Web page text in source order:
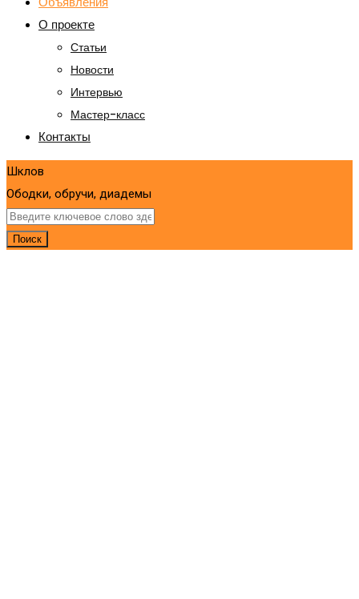
О проекте
Статьи
Новости
Интервью
Мастер-класс
Контакты
Шклов
Ободки, обручи, диадемы
Поиск